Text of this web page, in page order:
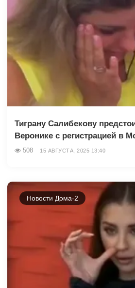
Тиграну Салибекову
Веронике с регистрацией в
508 15 АВГУСТА, 2025 13:40
Новости Дома-2